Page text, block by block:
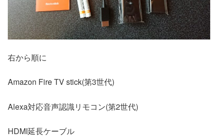
右から順に
Amazon Fire TV stick(第3世代)
Alexa対応音声認識リモコン(第2世代)
HDMI延長ケーブル